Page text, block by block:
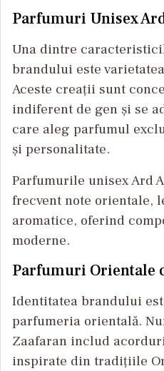
Parfumuri Unisex
Una dintre
brandului este
Aceste creații sunt
indiferent de gen și se
care aleg parfumul
și personalitate.
Parfumurile unisex Ard
frecvent note orientale,
aromatice, oferind
moderne.
Parfumuri Orientale
Identitatea brandului
parfumeria orientală.
Zaafaran includ
inspirate din tradițiile